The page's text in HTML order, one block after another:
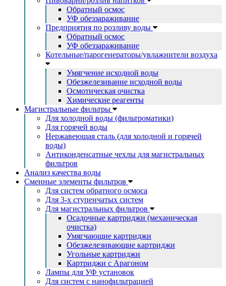
Обратный осмос
УФ обеззараживание
Предприятия по розливу воды
Обратный осмос
УФ обеззараживание
Котельные/парогенераторы/увлажнители воздуха
Умягчение исходной воды
Обезжелезивание исходной воды
Осмотическая очистка
Химические реагенты
Магистральные фильтры
Для холодной воды (фильтроматики)
Для горячей воды
Нержавеющая сталь (для холодной и горячей
воды)
Антиконденсатные чехлы для магистральных
фильтров
Анализ качества воды
Сменные элементы фильтров
Для систем обратного осмоса
Для 3-х ступенчатых систем
Для магистральных фильтров
Осадочные картриджи (механическая
очистка)
Умягчающие картриджи
Обезжелезивающие картриджи
Угольные картриджи
Картриджи с Арагоном
Лампы для УФ установок
Для систем с нанофильтрацией